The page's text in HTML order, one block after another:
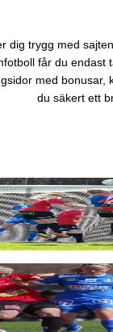
dig trygg med
får du
med
du säkert ett